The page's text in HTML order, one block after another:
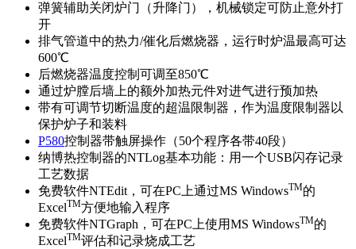
弹簧辅助关闭炉门（升降门），机械锁定可防止意外打
开
排气管道中的热力/催化后燃烧器，运行时炉温最高可达
600℃
后燃烧器温度控制可调至850℃
通过炉膛后墙上的额外加热元件对进气进行预加热
带有可调节切断温度的超温限制器，作为温度限制器以
保护炉子和装料
P580控制器带触屏操作（50个程序各带40段）
纳博热控制器的NTLog基本功能：用一个USB闪存记录
工艺数据
免费软件NTEdit，可在PC上通过MS WindowsTM的
ExcelTM方便地输入程序
免费软件NTGraph，可在PC上使用MS WindowsTM的
ExcelTM评估和记录烧成工艺